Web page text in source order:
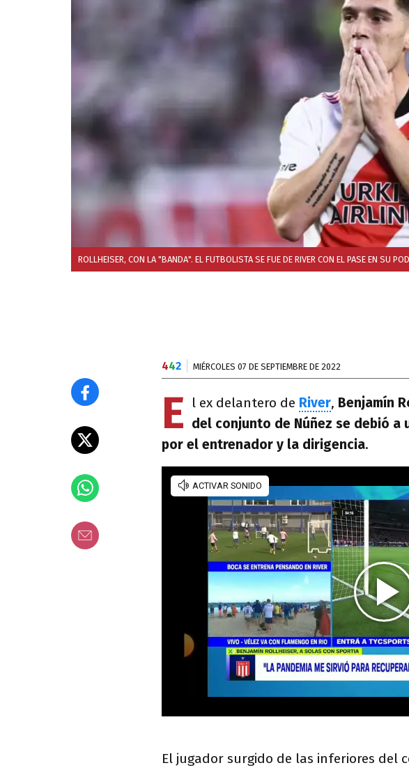
ROLLHEISER, CON LA "BANDA". EL FUTBOLISTA SE FUE DE RIVER CON EL PASE EN SU
442 MIÉRCOLES 07 DE SEPTIEMBRE DE 2022
E l ex delantero de River, Benjamín
del conjunto de Núñez se debió a
por el entrenador y la dirigencia.
El jugador surgido de las inferiores del